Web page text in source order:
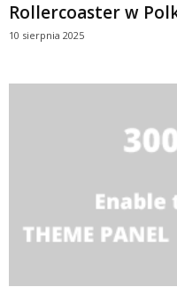
Rollercoaster w
10 sierpnia 2025